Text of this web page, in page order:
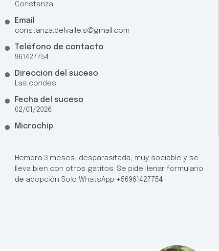
Constanza
Email
constanza.delvalle.s@gmail.com
Teléfono de contacto
961427754
Direccion del suceso
Las condes
Fecha del suceso
02/01/2026
Microchip
Hembra 3 meses, desparasitada, muy sociable y se
lleva bien con otros gatitos. Se pide llenar formulario
de adopción Solo WhatsApp +56961427754